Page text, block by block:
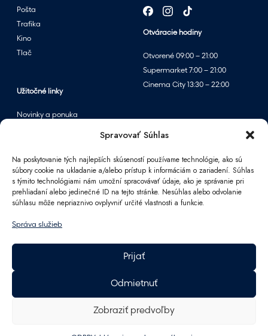
Spravovať Súhlas
Na poskytovanie tých najlepších skúseností používame technológie, ako sú
súbory cookie na ukladanie a/alebo prístup k informáciám o zariadení. Súhlas
s týmito technológiami nám umožní spracovávať údaje, ako je správanie pri
prehliadaní alebo jedinečné ID na tejto stránke. Nesúhlas alebo odvolanie
súhlasu môže nepriaznivo ovplyvniť určité vlastnosti a funkcie.
Správa služieb
Prijať
Odmietnuť
Zobraziť predvoľby
d
a
j
o
p
r
m
é
r
i
á
Otváracie hodiny
Otvorené 09:00 – 21:00
Supermarket 7:00 – 21:00
Cinema City 13:30 – 22:00
Pošta
Trafika
Kino
Tlač
Užitočné linky
Novinky a ponuka
Informácie
Kontakt
FAQ